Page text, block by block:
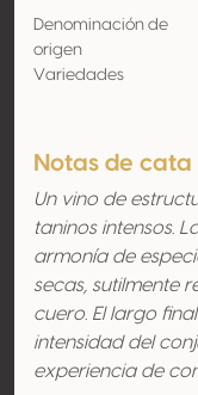
Denominación de
origen
Variedades
Notas de cata
Un vino de
taninos intensos.
armonía de
secas, sutilmente
cuero. El largo
intensidad del
experiencia de